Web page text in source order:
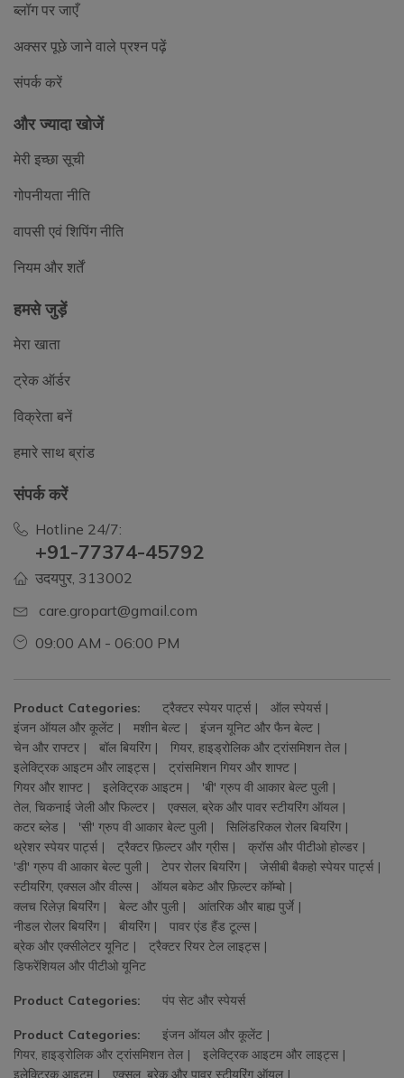
ब्लॉग पर जाएँ
अक्सर पूछे जाने वाले प्रश्न पढ़ें
संपर्क करें
और ज्यादा खोजें
मेरी इच्छा सूची
गोपनीयता नीति
वापसी एवं शिपिंग नीति
नियम और शर्तें
हमसे जुड़ें
मेरा खाता
ट्रेक ऑर्डर
विक्रेता बनें
हमारे साथ ब्रांड
संपर्क करें
Hotline 24/7:
+91-77374-45792
उदयपुर, 313002
care.gropart@gmail.com
09:00 AM - 06:00 PM
Product Categories: ट्रैक्टर स्पेयर पार्ट्स
ऑल स्पेयर्स
इंजन ऑयल और कूलेंट
मशीन बेल्ट
इंजन यूनिट और फैन बेल्ट
चेन और राफ्टर
बॉल बियरिंग
गियर, हाइड्रोलिक और ट्रांसमिशन तेल
इलेक्ट्रिक आइटम और लाइट्स
ट्रांसमिशन गियर और शाफ्ट
गियर और शाफ्ट
इलेक्ट्रिक आइटम
'बी' ग्रुप वी आकार बेल्ट पुली
तेल, चिकनाई जेली और फिल्टर
एक्सल, ब्रेक और पावर स्टीयरिंग ऑयल
कटर ब्लेड
'सी' ग्रुप वी आकार बेल्ट पुली
सिलिंडरिकल रोलर बियरिंग
थ्रेशर स्पेयर पार्ट्स
ट्रैक्टर फ़िल्टर और ग्रीस
क्रॉस और पीटीओ होल्डर
'डी' ग्रुप वी आकार बेल्ट पुली
टेपर रोलर बियरिंग
जेसीबी बैकहो स्पेयर पार्ट्स
स्टीयरिंग, एक्सल और वील्स
ऑयल बकेट और फ़िल्टर कॉम्बो
क्लच रिलेज़ बियरिंग
बेल्ट और पुली
आंतरिक और बाह्य पुर्जे
नीडल रोलर बियरिंग
बीयरिंग
पावर एंड हैंड टूल्स
ब्रेक और एक्सीलेटर यूनिट
ट्रैक्टर रियर टेल लाइट्स
डिफरेंशियल और पीटीओ यूनिट
Product Categories: पंप सेट और स्पेयर्स
Product Categories:
इंजन ऑयल और कूलेंट
गियर, हाइड्रोलिक और ट्रांसमिशन तेल
इलेक्ट्रिक आइटम और लाइट्स